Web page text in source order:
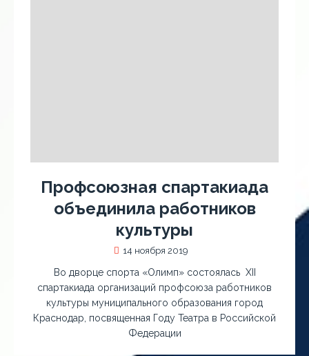
Профсоюзная спартакиада
объединила работников
культуры
14 ноября 2019
Во дворце спорта «Олимп» состоялась XII
спартакиада организаций профсоюза работников
культуры муниципального образования город
Краснодар, посвященная Году Театра в Российской
Федерации